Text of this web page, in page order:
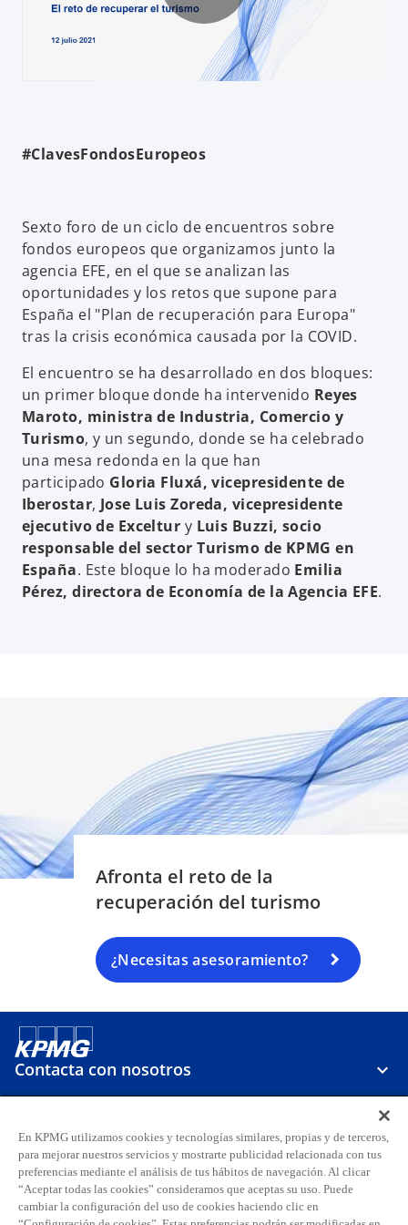
P
y
V
i
d
o
#ClavesFondosEuropeos
Sexto foro de un ciclo de encuentros sobre
fondos europeos que organizamos junto la
agencia EFE, en el que se analizan las
oportunidades y los retos que supone para
España el "Plan de recuperación para Europa"
tras la crisis económica causada por la COVID.
El encuentro se ha desarrollado en dos bloques:
un primer bloque donde ha intervenido Reyes
Maroto, ministra de Industria, Comercio y
Turismo, y un segundo, donde se ha celebrado
una mesa redonda en la que han
participado Gloria Fluxá, vicepresidente de
Iberostar, Jose Luis Zoreda, vicepresidente
ejecutivo de Exceltur y Luis Buzzi, socio
responsable del sector Turismo de KPMG en
España. Este bloque lo ha moderado Emilia
Pérez, directora de Economía de la Agencia EFE.
Afronta el reto de la
recuperación del turismo
¿Necesitas asesoramiento?
Contacta con nosotros
Sobre KPMG
Carreras
En KPMG utilizamos cookies y tecnologías similares, propias y de terceros,
para mejorar nuestros servicios y mostrarte publicidad relacionada con tus
preferencias mediante el análisis de tus hábitos de navegación. Al clicar
“Aceptar todas las cookies” consideramos que aceptas su uso. Puede
cambiar la configuración del uso de cookies haciendo clic en